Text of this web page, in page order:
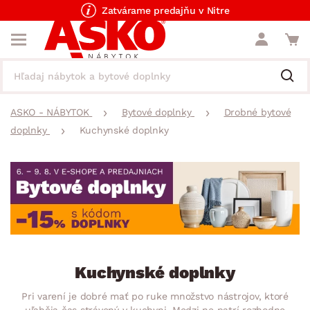
Zatvárame predajňu v Nitre
ASKO - NÁBYTOK Bytové doplnky
Drobné bytové
doplnky
Kuchynské doplnky
Kuchynské doplnky
Pri varení je dobré mať po ruke množstvo nástrojov, ktoré